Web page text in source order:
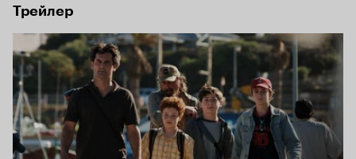
Трейлер